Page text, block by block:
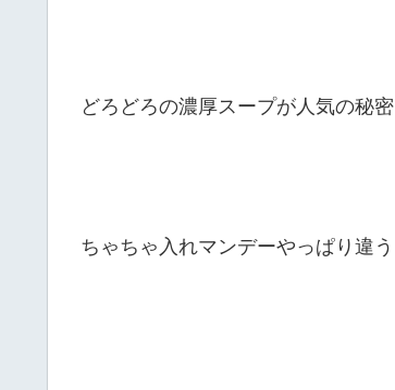
どろどろの濃厚スープが人気の秘密
ちゃちゃ入れマンデーやっぱり違